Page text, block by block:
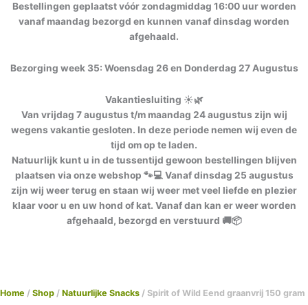
Bestellingen geplaatst vóór zondagmiddag 16:00 uur worden
vanaf maandag bezorgd en kunnen vanaf dinsdag worden
afgehaald.
Bezorging week 35: Woensdag 26 en Donderdag 27 Augustus
Vakantiesluiting ☀️🌿
Van vrijdag 7 augustus t/m maandag 24 augustus zijn wij
wegens vakantie gesloten. In deze periode nemen wij even de
tijd om op te laden.
Natuurlijk kunt u in de tussentijd gewoon bestellingen blijven
plaatsen via onze webshop 🐾💻 Vanaf dinsdag 25 augustus
zijn wij weer terug en staan wij weer met veel liefde en plezier
klaar voor u en uw hond of kat. Vanaf dan kan er weer worden
afgehaald, bezorgd en verstuurd 🚚📦
Home / Shop / Natuurlijke Snacks / Spirit of Wild Eend graanvrij 150 gram